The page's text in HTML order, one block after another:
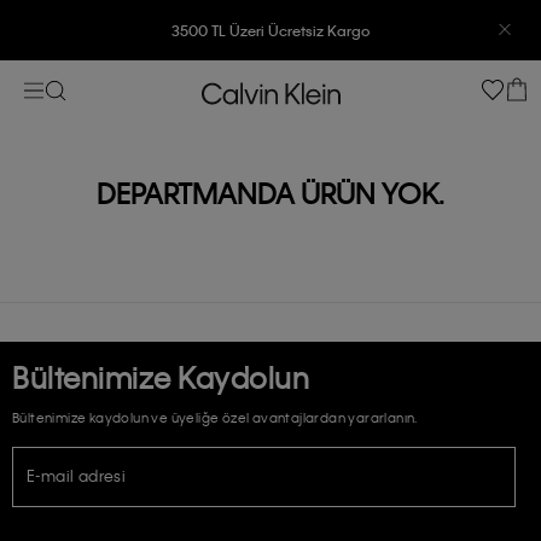
3500 TL Üzeri Ücretsiz Kargo
7500 TL Ve Üzeri Alışverişlerinizde 6 Taksit İmkanı
DEPARTMANDA ÜRÜN YOK.
Bültenimize Kaydolun
Bültenimize kaydolun ve üyeliğe özel avantajlardan yararlanın.
E-mail adresi